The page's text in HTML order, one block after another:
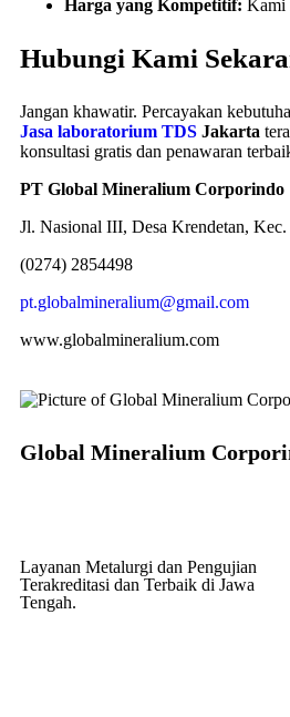
Harga yang Kompetitif: Kami
Hubungi Kami
Jangan khawatir. Percayakan
Jasa laboratorium TDS Jakarta
konsultasi gratis dan penawaran
PT Global Mineralium Corporindo
Jl. Nasional III, Desa Krendetan,
(0274) 2854498
pt.globalmineralium@gmail.com
www.globalmineralium.com
Global Mineralium
Layanan Metalurgi dan Pengujian
Terakreditasi dan Terbaik di Jawa
Tengah.